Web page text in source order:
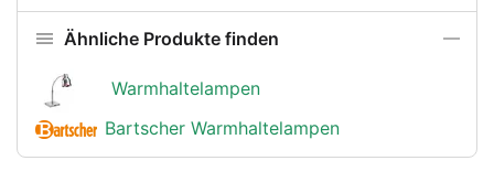
Ähnliche Produkte finden
Warmhaltelampen
Bartscher Warmhaltelampen